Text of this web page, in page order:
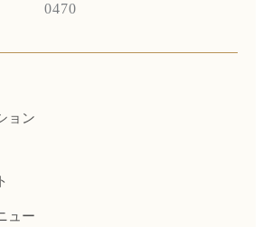
0470
ョン
ュー